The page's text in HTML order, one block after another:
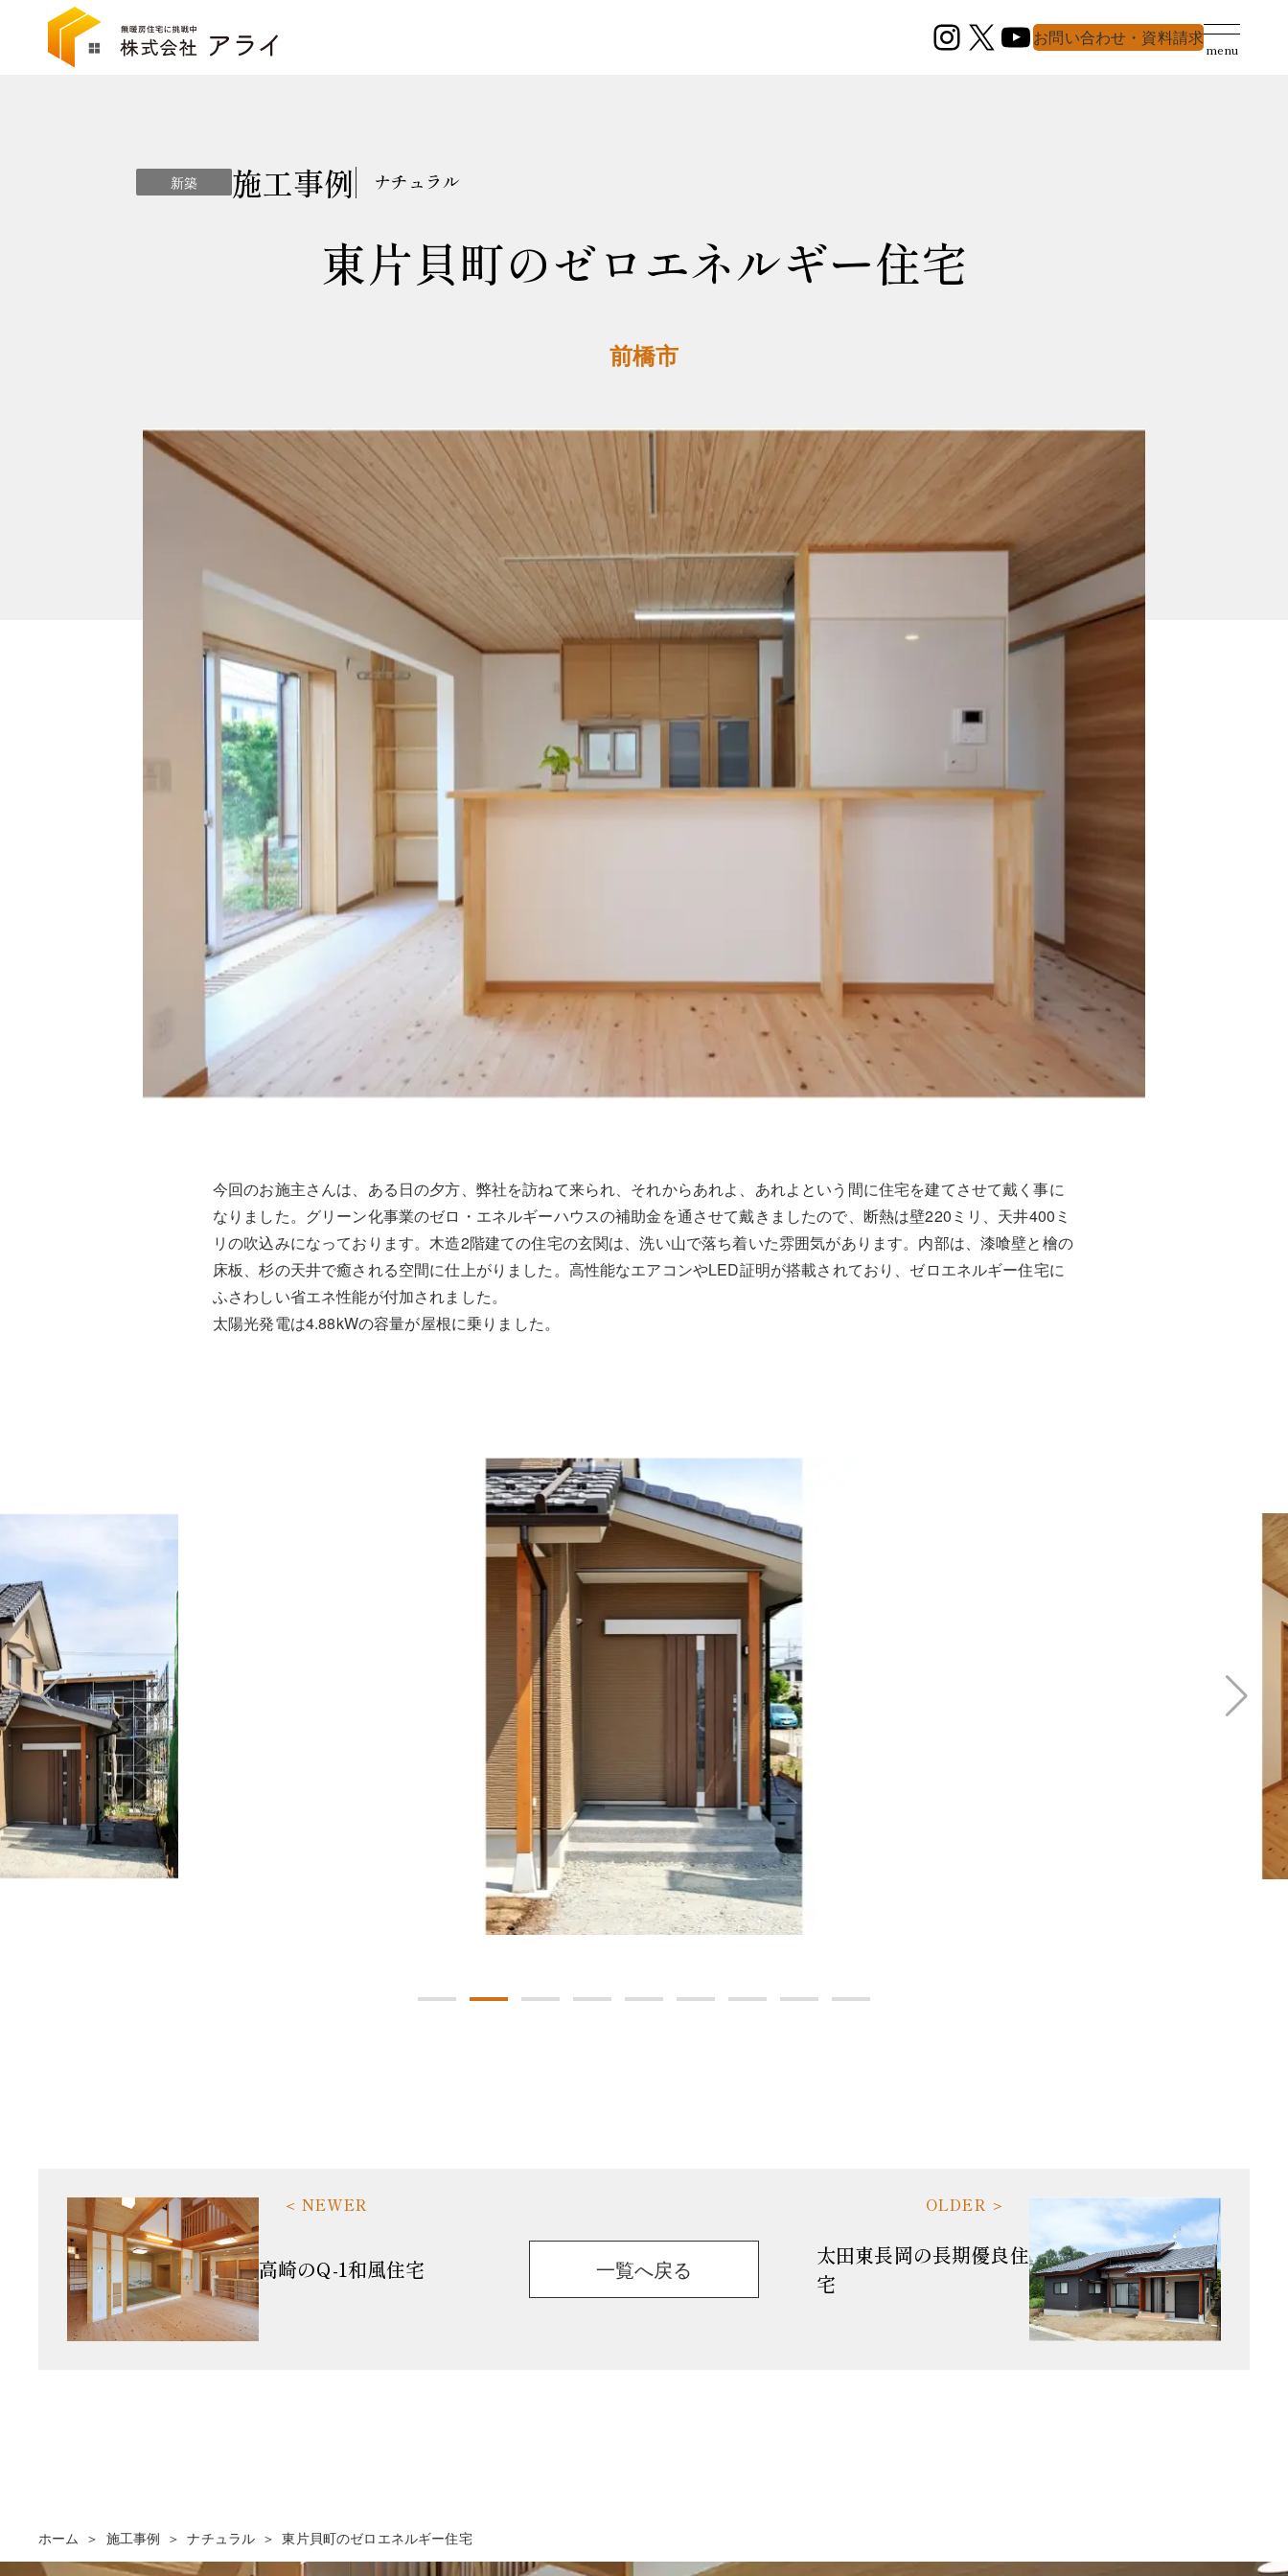
Instagram
X YouTube
お問い合わせ・資料請求
menu
新築 施工事例 ナチュラル
東片貝町のゼロエネルギー住宅
前橋市
今回のお施主さんは、ある日の夕方、弊社を訪ねて来られ、それからあれよ、あれよという間に住宅を建てさせて戴く事に
なりました。グリーン化事業のゼロ・エネルギーハウスの補助金を通させて戴きましたので、断熱は壁220ミリ、天井400ミ
リの吹込みになっております。木造2階建ての住宅の玄関は、洗い山で落ち着いた雰囲気があります。内部は、漆喰壁と檜の
床板、杉の天井で癒される空間に仕上がりました。高性能なエアコンやLED証明が搭載されており、ゼロエネルギー住宅に
ふさわしい省エネ性能が付加されました。
太陽光発電は4.88kWの容量が屋根に乗りました。
高崎のQ-1和風住宅
太田東長岡の長期優良住
宅
一覧へ戻る
ホーム 施工事例 ナチュラル 東片貝町のゼロエネルギー住宅